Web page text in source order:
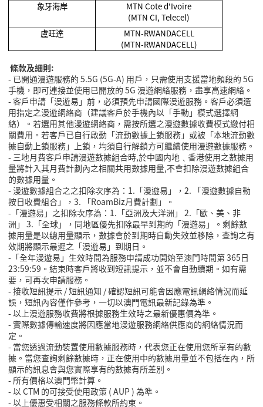
象牙海岸
MTN Cote d'Ivoire
(MTN CI, Telecel)
盧旺達
MTN-RWANDACELL
(MTN-RWANDACELL)
條款及細則:
- 已開通漫遊服務的 5.5G (5G-A) 用戶，只需使用支援當地頻段的 5G
手機，即可連接並使用已開放的 5G 漫遊網絡服務，盡享高速網絡。
- 客戶申請「漫遊易」前，必須預先申請國際漫遊服務。客戶必須選
用指定之漫遊網絡商（建議客戶於手機內以「手動」模式選擇網
絡）。若選用其他漫遊網絡商，需按所選之漫遊數據收費模式繳付相
關費用。若客戶已自行啟動「流動數據上鎖服務」或被「本地流動數
據自動上鎖服務」上鎖，均須自行解鎖方可繼續使用漫遊數據服務。
- 三地月費客戶申請漫遊數據組合時,於中國内地﹑香港使用之數據用
量將計入其月費計劃內之相關共用數據用量,不會扣除漫遊數據組合
的數據用量。
- 漫遊數據組合之之扣除次序為：1.「漫遊易」，2. 「漫遊數據自動
按日收費組合」，3. 「RoamBiz月費計劃」。
-「漫遊易」之扣除次序為：1.「亞洲及大洋洲」 2.「歐、美、非
洲」 3.「全球」，同地區優先扣除最早到期的「漫遊易」。剩餘數
據用量是以總用量顯示，數據會於到期時自動失效並移除，查詢之有
效期將顯示最遲之「漫遊易」到期日。
-「全年漫遊易」生效時間為服務申請成功開始至澳門時間第 365日
23:59:59。結束時客戶將收到短訊提示，並不會自動續期。如有需
要，可再次申請服務。
- 接收短訊提示 / 短訊通知 / 確認短訊可能會因應電訊網絡情況而延
誤，短訊內容僅作參考，一切以澳門電訊最新記錄為準。
- 以上漫遊服務收費將根據服務生效時之最新優惠價為準。
- 實際數據傳輸速度將因應當地漫遊服務網絡供應商的網絡情況而
定。
- 當您透過流動裝置使用數據服務時，代表您正在使用您所享有的數
據。當您查詢剩餘數據時，正在使用中的數據用量並不包括在內，所
顯示的訊息會與您實際享有的數據有所差別。
- 所有價格以澳門幣計算。
- 以 CTM 的可接受使用政策 ( AUP ) 為準。
- 以上優惠受相關之服務條款所約束。